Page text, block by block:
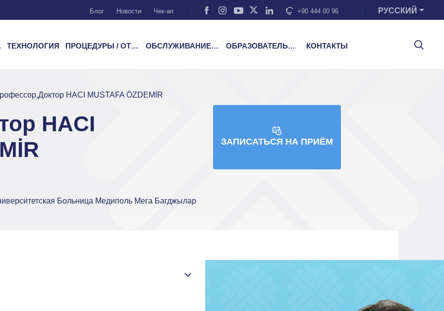
Блог Новости Чек-ап +90 444 00 96 РУССКИЙ
ТЕХНОЛОГИЯ ПРОЦЕДУРЫ / ОТДЕЛЕНИЯ ОБСЛУЖИВАНИЕ ПАЦИЕНТОВ ОБРАЗОВАТЕЛЬНЫЕ УСЛУГИ КОНТАКТЫ
HACI MUSTAFA ÖZDEMİR
HACI
Больница Медиполь Мега Багджылар
ЗАПИСАТЬСЯ НА ПРИЁМ